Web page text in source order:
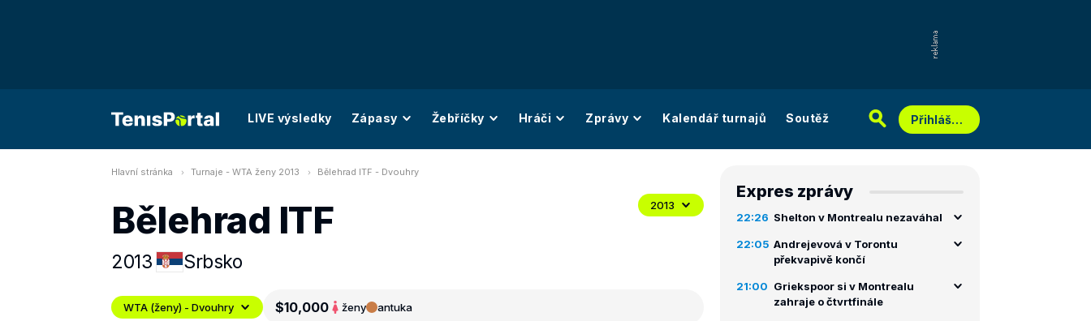
LIVE výsledky Zápasy Žebříčky Hráči Zprávy Kalendář turnajů Soutěž Přihlášení
Hlavní stránka Turnaje - WTA ženy 2013 Bělehrad ITF - Dvouhry
Bělehrad ITF
2013 Srbsko
2013
WTA (ženy) - Dvouhry $10,000 ženy antuka
Expres zprávy
22:26 Shelton v Montrealu nezaváhal
22:05 Andrejevová v Torontu
překvapivě končí
21:00 Griekspoor si v Montrealu
zahraje o čtvrtfinále